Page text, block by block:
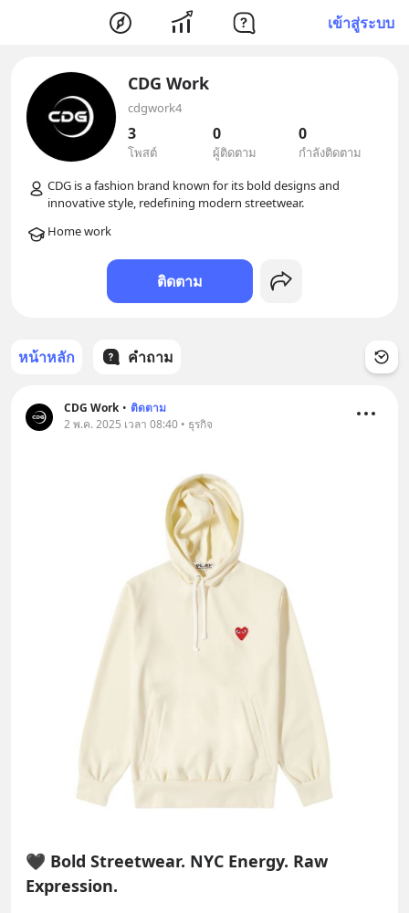
เข้าสู่ระบบ
CDG Work
cdgwork4
3
โพสต์
0
ผู้ติดตาม
0
กำลังติดตาม
CDG is a fashion brand known for its bold designs and
ติดตาม
หน้าหลัก คำถาม
CDG Work • ติดตาม
2 พ.ค. 2025 เวลา 08:40 • ธุรกิจ
🖤 Bold Streetwear. NYC Energy. Raw
Expression.